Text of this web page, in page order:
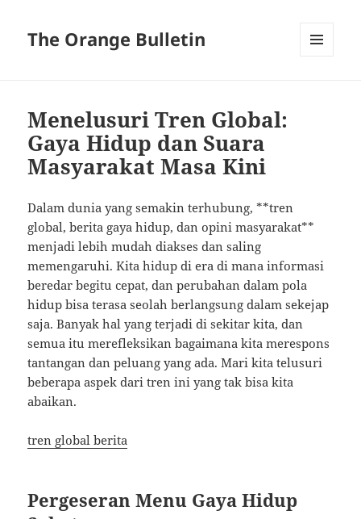
The Orange Bulletin
Menelusuri Tren Global:
Gaya Hidup dan Suara
Masyarakat Masa Kini
Dalam dunia yang semakin terhubung, **tren
global, berita gaya hidup, dan opini masyarakat**
menjadi lebih mudah diakses dan saling
memengaruhi. Kita hidup di era di mana informasi
beredar begitu cepat, dan perubahan dalam pola
hidup bisa terasa seolah berlangsung dalam sekejap
saja. Banyak hal yang terjadi di sekitar kita, dan
semua itu merefleksikan bagaimana kita merespons
tantangan dan peluang yang ada. Mari kita telusuri
beberapa aspek dari tren ini yang tak bisa kita
abaikan.
tren global berita
Pergeseran Menu Gaya Hidup